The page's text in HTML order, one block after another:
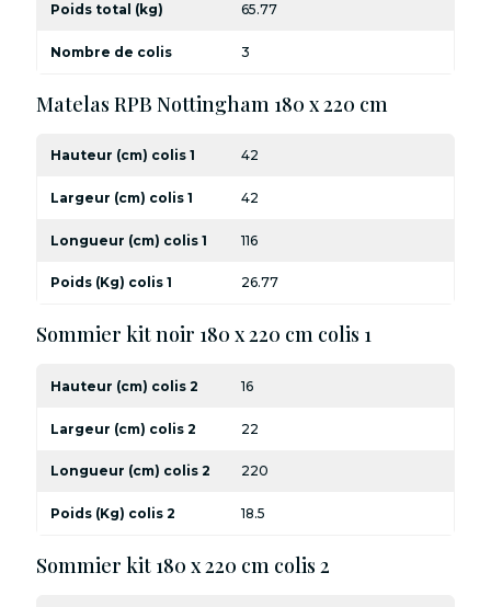
Poids total (kg) 65.77
Nombre de colis 3
Matelas RPB Nottingham 180 x 220 cm
Hauteur (cm) colis 1 42
Largeur (cm) colis 1 42
Longueur (cm) colis 1 116
Poids (Kg) colis 1 26.77
Sommier kit noir 180 x 220 cm colis 1
Hauteur (cm) colis 2 16
Largeur (cm) colis 2 22
Longueur (cm) colis 2 220
Poids (Kg) colis 2 18.5
Sommier kit 180 x 220 cm colis 2